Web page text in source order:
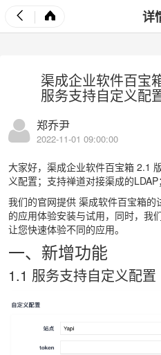
详
渠成企业软件百宝
服务支持自定义配
郑乔尹
2022-11-01 09:00:00
大家好，渠成企业软件百宝箱 2.1
义配置；支持禅道对接渠成的LDAP
我们的官网提供 渠成软件百宝箱的
的应用体验安装与试用，同时，我
让您快速体验不同的应用。
一、新增功能
1.1 服务支持自定义配置